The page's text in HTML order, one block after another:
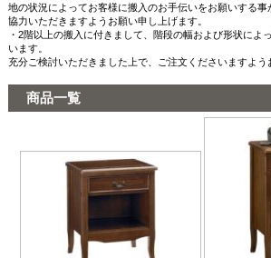
地の状況によってお客様に搬入のお手伝いをお願いする
協力いただきますようお願い申し上げます。
・2階以上の搬入に付きまして、階段の幅および形状によ
います。
充分ご検討いただきました上で、ご注文くださいますよう
商品一覧